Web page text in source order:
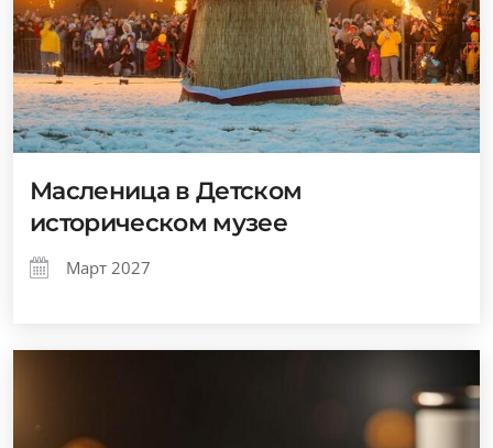
Масленица в Детском
историческом музее
Март 2027